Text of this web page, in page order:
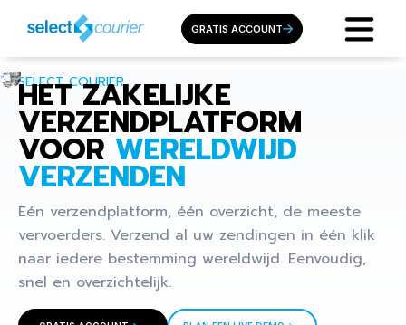
GRATIS ACCOUNT
SELECT COURIER
HET ZAKELIJKE
VERZENDPLATFORM
VOOR WERELDWIJD
VERZENDEN
Eén verzendplatform, één overzicht, de meeste
vervoerders. Verzend al uw zendingen in één klik
naar iedere bestemming wereldwijd. Eenvoudig,
snel en overzichtelijk.